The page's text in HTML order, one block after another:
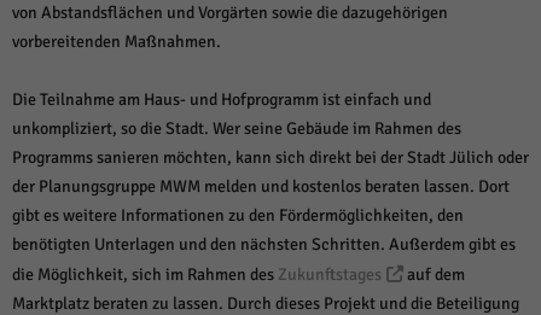
von Abstandsflächen und Vorgärten sowie die dazugehörigen
vorbereitenden Maßnahmen.
Die Teilnahme am Haus- und Hofprogramm ist einfach und
unkompliziert, so die Stadt. Wer seine Gebäude im Rahmen des
Programms sanieren möchten, kann sich direkt bei der Stadt Jülich oder
der Planungsgruppe MWM melden und kostenlos beraten lassen. Dort
gibt es weitere Informationen zu den Fördermöglichkeiten, den
benötigten Unterlagen und den nächsten Schritten. Außerdem gibt es
die Möglichkeit, sich im Rahmen des Zukunftstages
auf dem
Marktplatz beraten zu lassen. Durch dieses Projekt und die Beteiligung
Marketing (1)
über Websites hinweg verfolgen.
Cookie-Informationen anzeigen
Externe Medien (6)
standardmäßig blockiert. Wenn Cookies von externen Medien akzeptiert
werden, bedarf der Zugriff auf diese Inhalte keiner manuellen Einwilligung
mehr.